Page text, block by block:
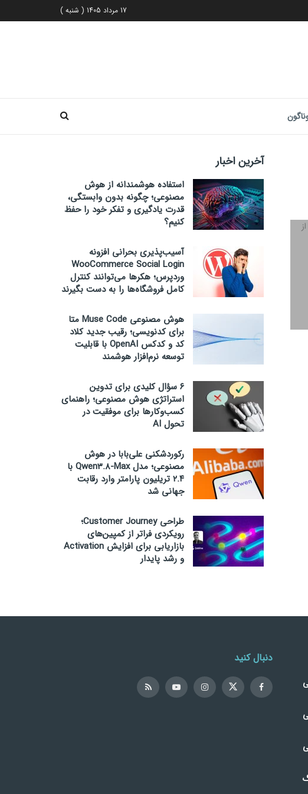
17 مرداد 1405 ( شنبه )
آخرین اخبار
استفاده هوشمندانه از هوش
مصنوعی؛ چگونه بدون وابستگی،
قدرت یادگیری و تفکر خود را حفظ
کنیم؟
آسیب‌پذیری بحرانی افزونه
WooCommerce Social Login
وردپرس؛ هکرها می‌توانند کنترل
کامل فروشگاه‌ها را به دست بگیرند
هوش مصنوعی Muse Code متا
برای کدنویسی؛ رقیب جدید کلاد
کد و کدکس OpenAI با قابلیت
توسعه نرم‌افزار هوشمند
۶ سؤال کلیدی برای تدوین
استراتژی هوش مصنوعی؛ راهنمای
کسب‌وکارها برای موفقیت در
تحول AI
رکوردشکنی علی‌بابا در هوش
مصنوعی؛ مدل Qwen3.8-Max با
۲.۴ تریلیون پارامتر وارد رقابت
جهانی شد
طراحی Customer Journey؛
رویکردی فراتر از کمپین‌های
بازاریابی برای افزایش Activation
و رشد پایدار
دنبال کنید